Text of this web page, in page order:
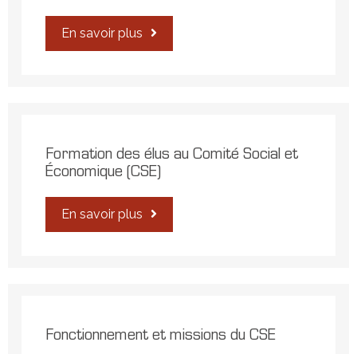
En savoir plus
Formation des élus au Comité Social et
Économique (CSE)
En savoir plus
Fonctionnement et missions du CSE